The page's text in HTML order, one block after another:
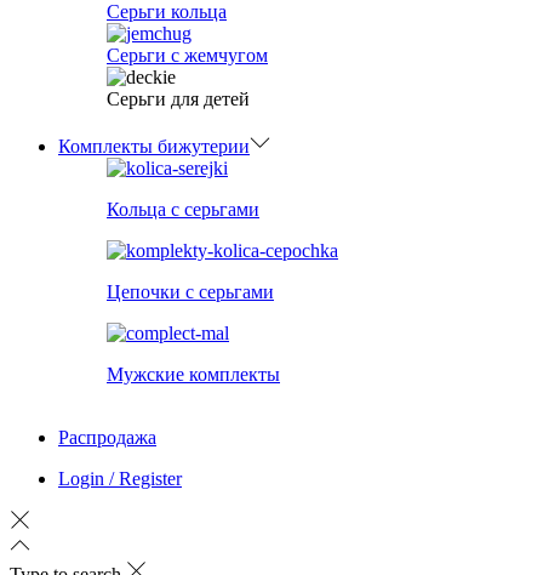
Серьги кольца
Серьги с жемчугом
Серьги для детей
Комплекты бижутерии
Кольца с серьгами
Цепочки с серьгами
Мужские комплекты
Распродажа
Login / Register